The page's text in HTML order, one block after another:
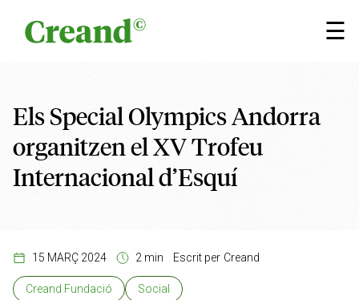
☰
×
Els Special Olympics Andorra
organitzen el XV Trofeu
Internacional d’Esquí
15 MARÇ 2024 2 min Escrit per Creand
Creand Fundació Social